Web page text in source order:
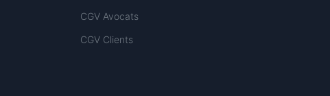
CGV Avocats
CGV Clients